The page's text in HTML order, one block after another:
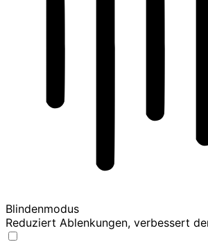
Blindenmodus
Reduziert Ablenkungen, verbessert